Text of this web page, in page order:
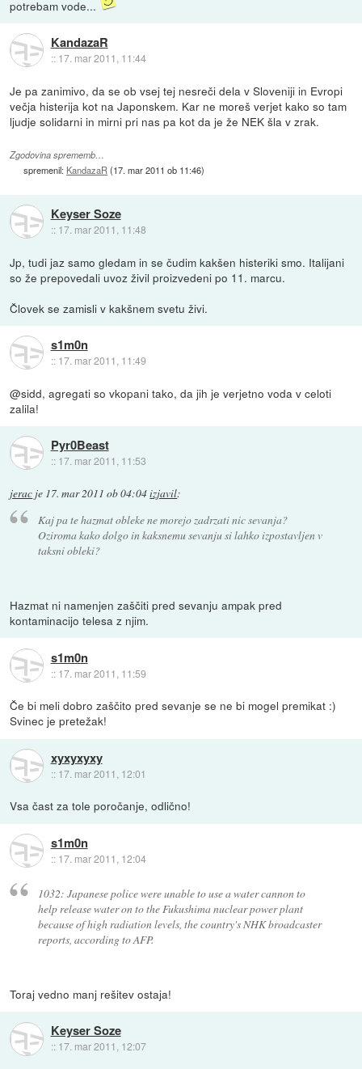
potrebam vode...
KandazaR
:: 17. mar 2011, 11:44
Je pa zanimivo, da se ob vsej tej nesreči dela v Sloveniji in Evropi
večja histerija kot na Japonskem. Kar ne moreš verjet kako so tam
ljudje solidarni in mirni pri nas pa kot da je že NEK šla v zrak.
Zgodovina sprememb…
spremenil: KandazaR (17. mar 2011 ob 11:46)
Keyser Soze
:: 17. mar 2011, 11:48
Jp, tudi jaz samo gledam in se čudim kakšen histeriki smo. Italijani
so že prepovedali uvoz živil proizvedeni po 11. marcu.
Človek se zamisli v kakšnem svetu živi.
s1m0n
:: 17. mar 2011, 11:49
@sidd, agregati so vkopani tako, da jih je verjetno voda v celoti
zalila!
Pyr0Beast
:: 17. mar 2011, 11:53
jerac je 17. mar 2011 ob 04:04izjavil:
Kaj pa te hazmat obleke ne morejo zadrzati nic sevanja?
Oziroma kako dolgo in kaksnemu sevanju si lahko izpostavljen v
taksni obleki?
Hazmat ni namenjen zaščiti pred sevanju ampak pred
kontaminacijo telesa z njim.
s1m0n
:: 17. mar 2011, 11:59
Če bi meli dobro zaščito pred sevanje se ne bi mogel premikat :)
Svinec je pretežak!
xyxyxyxy
:: 17. mar 2011, 12:01
Vsa čast za tole poročanje, odlično!
s1m0n
:: 17. mar 2011, 12:04
1032: Japanese police were unable to use a water cannon to
help release water on to the Fukushima nuclear power plant
because of high radiation levels, the country's NHK broadcaster
reports, according to AFP.
Toraj vedno manj rešitev ostaja!
Keyser Soze
:: 17. mar 2011, 12:07